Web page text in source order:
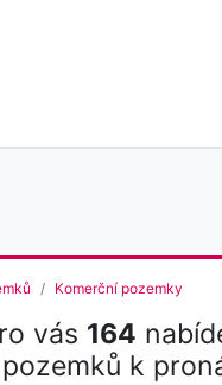
Komerční pozemky
vás 164
k